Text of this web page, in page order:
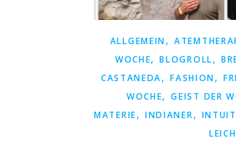
ALLGEMEIN,
WOCHE,BLOGROLL,
CASTANEDA,FASHION,
WOCHE,GEIST DER
MATERIE, INDIANER,